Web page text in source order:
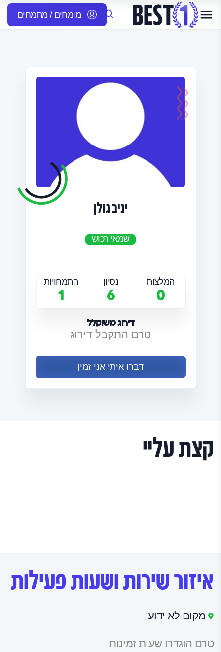
מומחים / מתמחים
יניב גולן
שמאי רכוש
המלצות
0
נסיון
6
התמחויות
1
דירוג משוקלל
טרם התקבל דירוג
דברו איתי אני זמין
קצת עליי
איזור שירות ושעות פעילות
מקום לא ידוע
טרם הוגדרו שעות זמינות